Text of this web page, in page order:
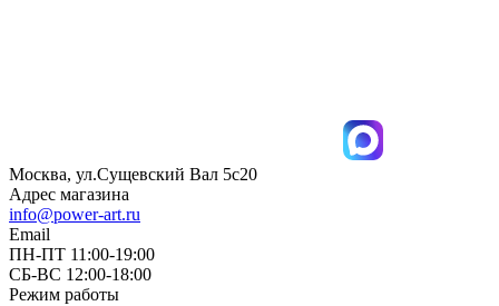
Москва, ул.Сущевский Вал 5с20
Адрес магазина
info@power-art.ru
Email
ПН-ПТ 11:00-19:00
СБ-ВС 12:00-18:00
Режим работы